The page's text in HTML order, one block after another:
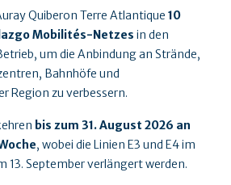
Quiberon Terre Atlantique 10
Mobilités-Netzes in den
um die Anbindung an Strände,
Bahnhöfe und
Region zu verbessern.
bis zum 31. August 2026 an
, wobei die Linien E3 und E4 im
13. September verlängert werden.